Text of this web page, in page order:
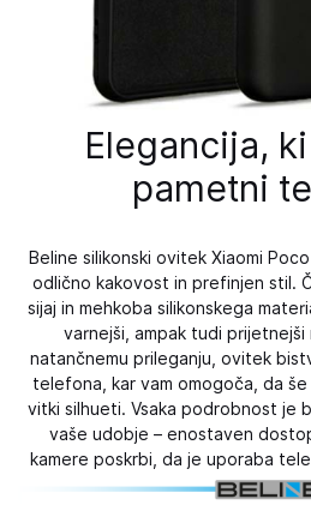
Elegancija,
pametni
Beline silikonski ovitek Xiaomi
odlično kakovost in prefinjen stil.
sijaj in mehkoba silikonskega
varnejši, ampak tudi
natančnemu prileganju, ovitek
telefona, kar vam omogoča, da
vitki silhueti. Vsaka podrobnost je
vaše udobje – enostaven
kamere poskrbi, da je uporaba